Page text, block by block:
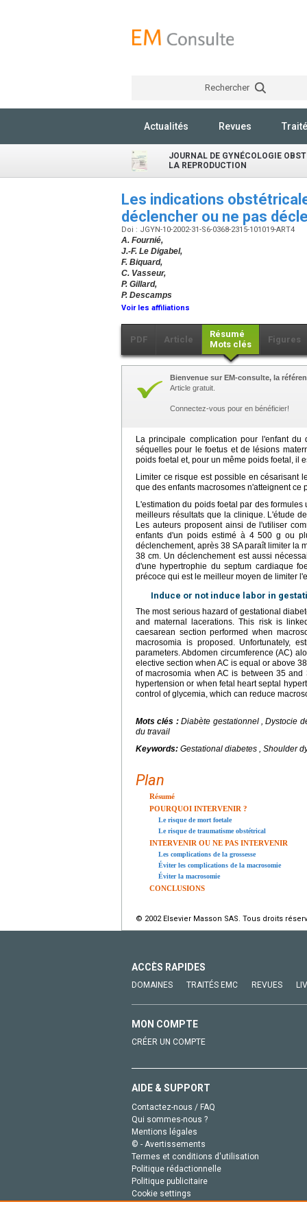
Rechercher
Actualités Revues
JOURNAL DE GYNÉCOLOGIE
LA REPRODUCTION
Les indications
déclencher ou ne pas
Doi : JGYN-10-2002-31-S6-0368-2315-101019-ART4
A. Fournié,
J.-F. Le Digabel,
F. Biquard,
C. Vasseur,
P. Gillard,
P. Descamps
Voir les affiliations
PDF Article
Résumé
Mots clés
Figures
Bienvenue sur EM-consulte, la
Article gratuit.
Connectez-vous pour en bénéficier!
La principale complication pour l'enfant
séquelles pour le foetus et de lésions
poids foetal et, pour un même poids foetal, il
Limiter ce risque est possible en césarisant
que des enfants macrosomes n'atteignent ce
L'estimation du poids foetal par des
meilleurs résultats que la clinique. L'étude
Les auteurs proposent ainsi de l'utiliser
enfants d'un poids estimé à 4 500 g ou
déclenchement, après 38 SA paraît limiter la
38 cm. Un déclenchement est aussi
d'une hypertrophie du septum cardiaque
précoce qui est le meilleur moyen de limiter
Induce or not induce labor in
The most serious hazard of gestational
and maternal lacerations. This risk is
caesarean section performed when
macrosomia is proposed. Unfortunately,
parameters. Abdomen circumference (AC)
elective section when AC is equal or above
of macrosomia when AC is between 35
hypertension or when fetal heart septal
control of glycemia, which can reduce
Mots clés :Diabète gestationnel , Dystocie
du travail
Keywords: Gestational diabetes , Shoulder
Plan
Résumé
POURQUOI INTERVENIR ?
Le risque de mort foetale
Le risque de traumatisme obstétrical
INTERVENIR OU NE PAS INTERVENIR
Les complications de la grossesse
Éviter les complications de la macrosomie
Éviter la macrosomie
CONCLUSIONS
© 2002 Elsevier Masson SAS. Tous droits
ACCÈS RAPIDES
DOMAINES TRAITÉS EMC REVUES
MON COMPTE
CRÉER UN COMPTE
AIDE & SUPPORT
Contactez-nous / FAQ
Qui sommes-nous ?
Mentions légales
© - Avertissements
Termes et conditions d'utilisation
Politique rédactionnelle
Politique publicitaire
Cookie settings